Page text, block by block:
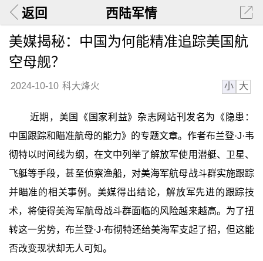
返回 西陆军情
美媒揭秘：中国为何能精准追踪美国航
空母舰？
2024-10-10 科大烽火 小 大
近期，美国《国家利益》杂志网站刊发名为《隐患：
中国跟踪和瞄准航母的能力》的专题文章。作者布兰登·J·韦
彻特以时间线为纲，在文中列举了解放军使用潜艇、卫星、
飞艇等手段，甚至侦察渔船，对美海军航母战斗群实施跟踪
并瞄准的相关事例。美媒得出结论，解放军先进的跟踪技
术，将使得美海军航母战斗群面临的风险越来越高。为了扭
转这一劣势，布兰登·J·布彻特还给美海军支起了招，但这能
否改变现状却无人可知。